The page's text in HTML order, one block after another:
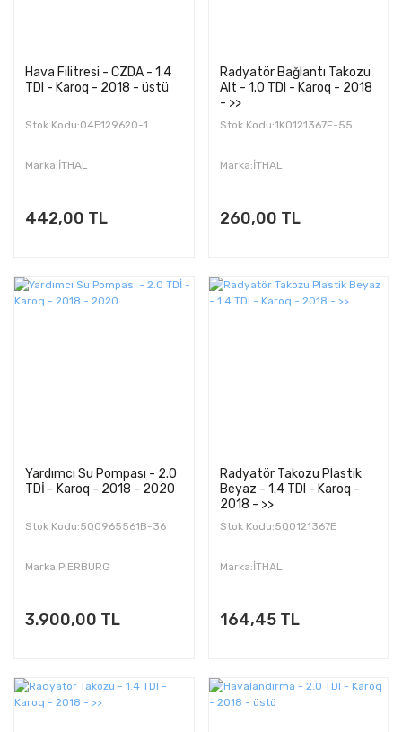
Hava Filitresi - CZDA - 1.4
TDI - Karoq - 2018 - üstü
Stok Kodu:04E129620-1
Marka:İTHAL
442,00 TL
Radyatör Bağlantı Takozu
Alt - 1.0 TDI - Karoq - 2018
- >>
Stok Kodu:1K0121367F-55
Marka:İTHAL
260,00 TL
Yardımcı Su Pompası - 2.0
TDİ - Karoq - 2018 - 2020
Stok Kodu:5Q0965561B-36
Marka:PIERBURG
3.900,00 TL
Radyatör Takozu Plastik
Beyaz - 1.4 TDI - Karoq -
2018 - >>
Stok Kodu:5Q0121367E
Marka:İTHAL
164,45 TL